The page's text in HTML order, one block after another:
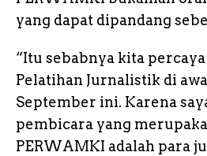
yang dapat dipandang
“Itu sebabnya kita
Pelatihan Jurnalistik di
September ini. Karena
pembicara yang
PERWAMKI adalah para